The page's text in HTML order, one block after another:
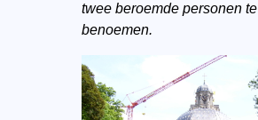
twee beroemde personen te
benoemen.